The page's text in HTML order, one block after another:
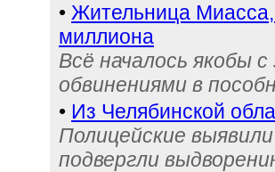
• Жительница
миллиона
Всё началось якобы
обвинениями в
• Из Челябинской
Полицейские
подвергли